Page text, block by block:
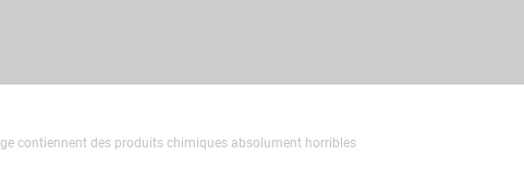
contiennent des produits chimiques absolument horribles